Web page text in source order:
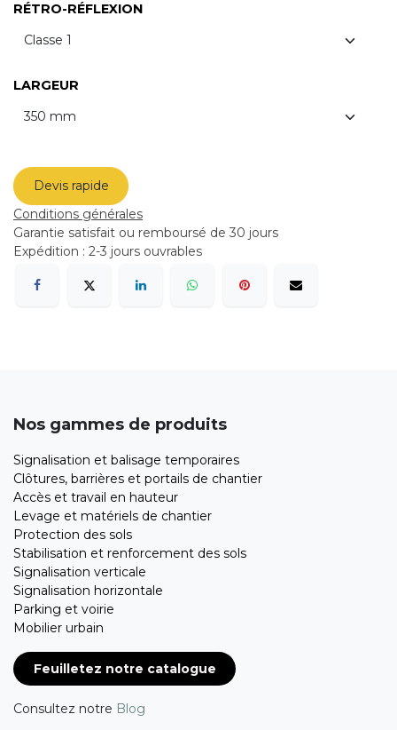
RÉTRO-RÉFLEXION
LARGEUR
Devis rapide
Conditions générales
Garantie satisfait ou remboursé de 30 jours
Expédition : 2-3 jours ouvrables
Nos gammes de produits
Signalisation et balisage temporaires
Clôtures, barrières et portails de chantier
Accès et travail en hauteur
Levage et matériels de chantier
Protection des sols
Stabilisation et renforcement des sols
Signalisation verticale
Signalisation horizontale
Parking et voirie
Mobilier urbain
Feuilletez notre catalogue
Consultez notre Blog